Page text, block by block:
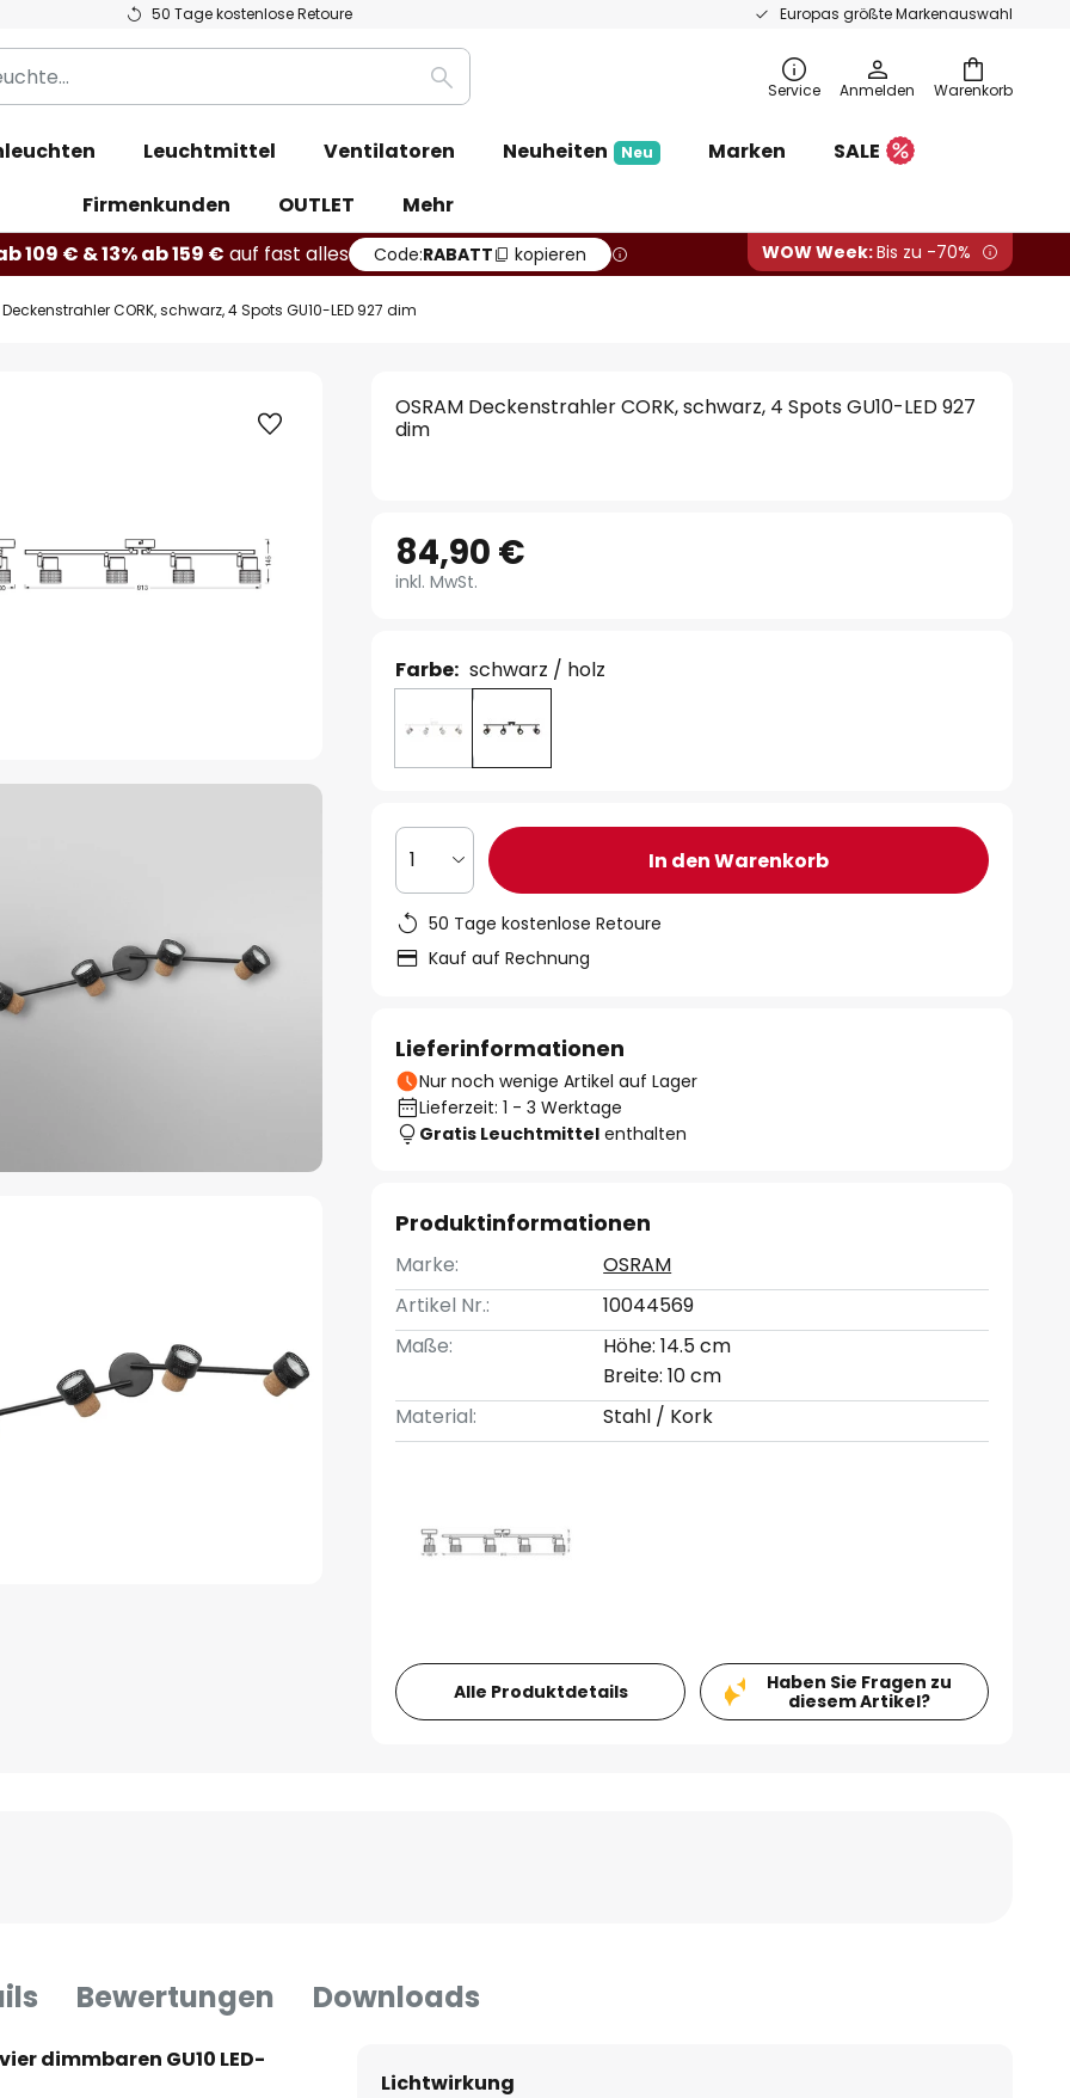
50 Tage kostenlose Retoure Europas größte Markenauswahl
Warenkorb
Suche Service Anmelden
Leuchtmittel Ventilatoren Neuheiten Neu Marken
SALE
Firmenkunden
OUTLET
Mehr
109 € & 13% ab 159 € auf fast alles Code:RABATT kopieren WOW Week:Bis zu -70%
Deckenstrahler CORK, schwarz, 4 Spots GU10-LED 927 dim
OSRAM Deckenstrahler CORK, schwarz, 4 Spots GU10-LED 927
dim
84,90 €
inkl. MwSt.
Farbe: schwarz / holz
1 In den Warenkorb
50 Tage kostenlose Retoure
Kauf auf Rechnung
Lieferinformationen
Nur noch wenige Artikel auf Lager
Lieferzeit: 1 - 3 Werktage
Gratis Leuchtmittel enthalten
Produktinformationen
Marke:
OSRAM
Artikel Nr.:
10044569
Maße:
Höhe: 14.5 cm
Breite: 10 cm
Material:
Stahl / Kork
Alle Produktdetails
Haben Sie Fragen zu
diesem Artikel?
Bewertungen Downloads
dimmbaren GU10 LED-
Lichtwirkung